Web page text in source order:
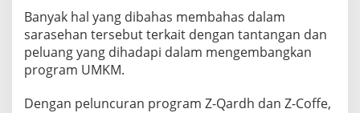
Banyak hal yang dibahas membahas dalam
sarasehan tersebut terkait dengan tantangan dan
peluang yang dihadapi dalam mengembangkan
program UMKM.
Dengan peluncuran program Z-Qardh dan Z-Coffe,